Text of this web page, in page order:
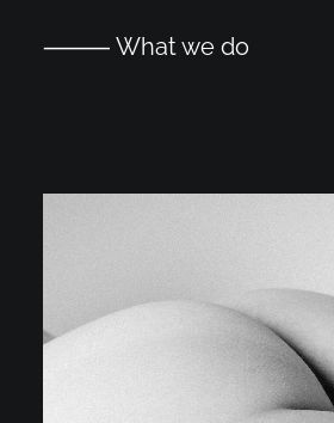
⸻ What we do